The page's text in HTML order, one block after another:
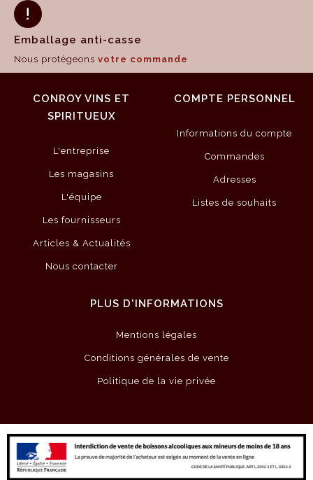
Emballage anti-casse
Nous protégeons votre commande
CONROY VINS ET
SPIRITUEUX
L'entreprise
Les magasins
L'équipe
Les fournisseurs
Articles & Actualités
Nous contacter
COMPTE PERSONNEL
Informations du compte
Commandes
Adresses
Listes de souhaits
PLUS D'INFORMATIONS
Mentions légales
Conditions générales de vente
Politique de la vie privée